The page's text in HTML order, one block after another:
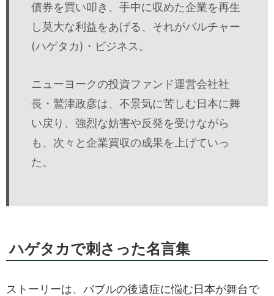
債券を買い叩き、手中に収めた企業を再生
し莫大な利益をあげる、それがバルチャー
(ハゲタカ)・ビジネス。
ニューヨークの投資ファンド運営会社社
長・鷲津政彦は、不景気に苦しむ日本に舞
い戻り、強烈な妨害や反発を受けながら
も、次々と企業買収の成果を上げていっ
た。
ハゲタカで刺さった名言集
ストーリーは、バブルの後遺症に悩む日本が舞台で